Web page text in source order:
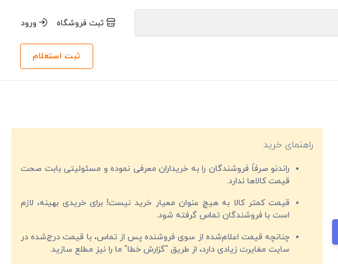
ثبت فروشگاه ورود
ثبت استعلام
راهنمای خرید
راندنو صرفاً فروشندگان را به خریداران معرفی نموده و مسئولیتی بابت صحت
قیمت‌ کالاها ندارد.
قیمت کمتر کالا به هیچ عنوان معیار خرید نیست! برای خریدی بهینه، لازم
است با فروشندگان تماس گرفته شود.
چنانچه قیمت اعلام‌شده از سوی فروشنده پس از تماس، با قیمت درج‌شده در
سایت مغایرت زیادی دارد، از طریق "گزارش خطا" ما را نیز مطلع سازید.